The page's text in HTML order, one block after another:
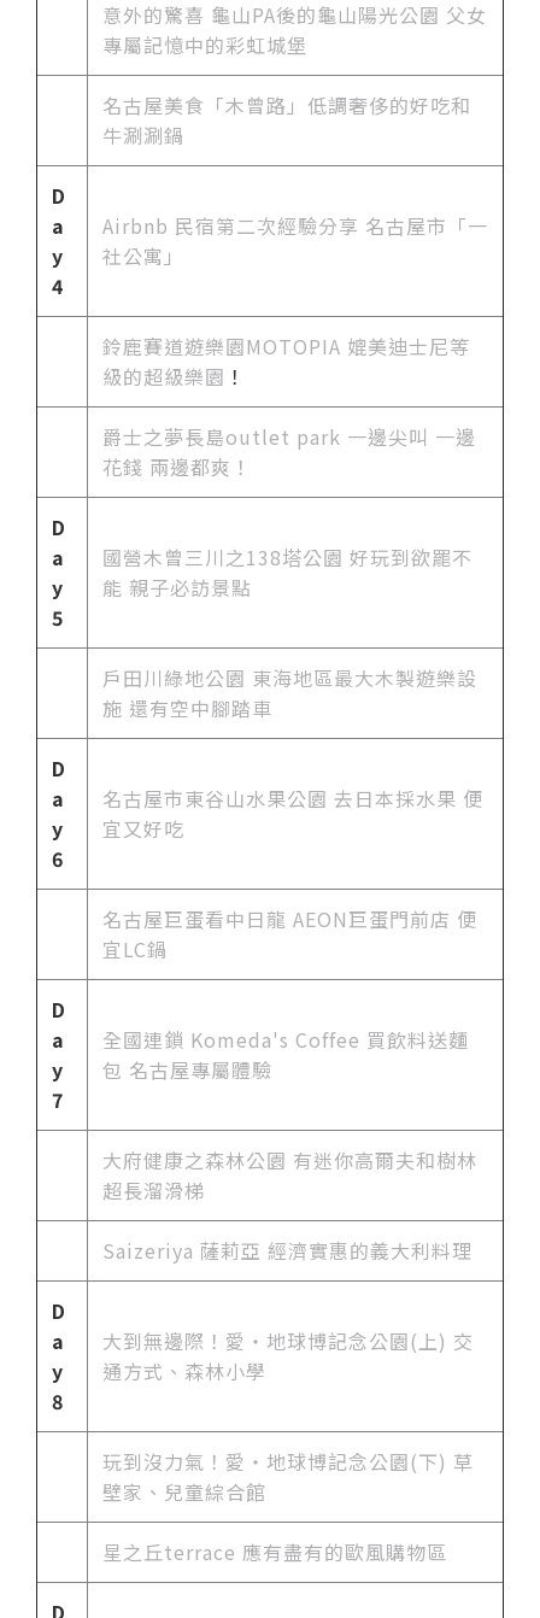
意外的驚喜 龜山PA後的龜山陽光公園 父女
專屬記憶中的彩虹城堡
名古屋美食「木曾路」低調奢侈的好吃和
牛涮涮鍋
D
a
y
4
Airbnb 民宿第二次經驗分享 名古屋市「一
社公寓」
鈴鹿賽道遊樂園MOTOPIA 媲美迪士尼等
級的超級樂園 ！
爵士之夢長島outlet park 一邊尖叫 一邊
花錢 兩邊都爽！
D
a
y
5
國營木曾三川之138塔公園 好玩到欲罷不
能 親子必訪景點
戶田川綠地公園 東海地區最大木製遊樂設
施 還有空中腳踏車
D
a
y
6
名古屋市東谷山水果公園 去日本採水果 便
宜又好吃
名古屋巨蛋看中日龍 AEON巨蛋門前店 便
宜LC鍋
D
a
y
7
全國連鎖 Komeda's Coffee 買飲料送麵
包 名古屋專屬體驗
大府健康之森林公園 有迷你高爾夫和樹林
超長溜滑梯
Saizeriya 薩莉亞 經濟實惠的義大利料理
D
a
y
8
大到無邊際！愛・地球博記念公園(上) 交
通方式、森林小學
玩到沒力氣！愛・地球博記念公園(下) 草
壁家、兒童綜合館
星之丘terrace 應有盡有的歐風購物區
D